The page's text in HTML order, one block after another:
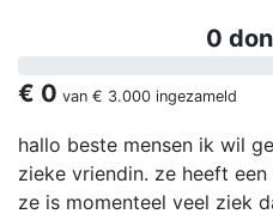
0
€ 0 van € 3.000 ingezameld
hallo beste mensen ik wil
zieke vriendin. ze heeft
ze is momenteel veel ziek